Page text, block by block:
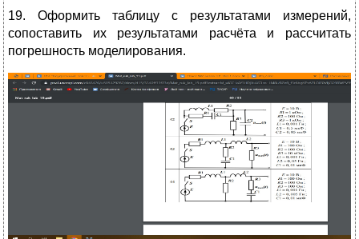
19. Оформить таблицу с результатами измерений,
сопоставить их результатами расчёта и рассчитать
погрешность моделирования.